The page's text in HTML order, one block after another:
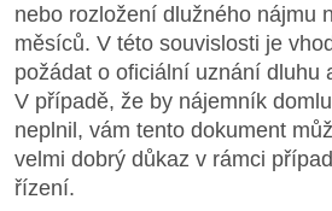
nebo rozložení dlužného nájmu
měsíců. V této souvislosti je
požádat o oficiální uznání dluhu
V případě, že by nájemník
neplnil, vám tento dokument
velmi dobrý důkaz v rámci
řízení.